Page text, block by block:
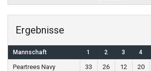
Ergebnisse
Mannschaft 1 2 3 4
Peartrees Navy 33 26 12 20